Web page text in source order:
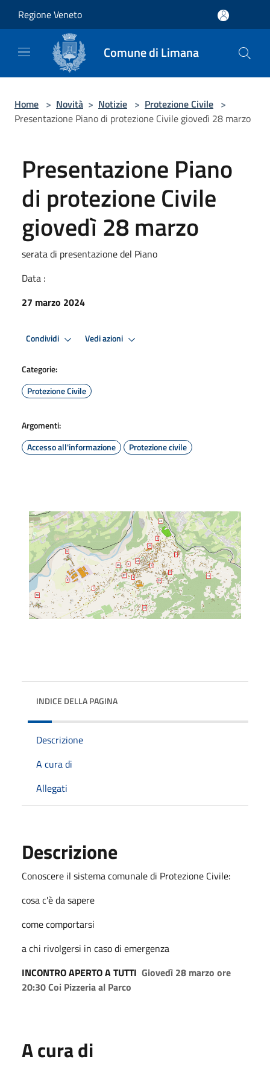
Regione Veneto
Comune di Limana
Home > Novità > Notizie > Protezione Civile >
Presentazione Piano di protezione Civile giovedì 28 marzo
Presentazione Piano
di protezione Civile
giovedì 28 marzo
serata di presentazione del Piano
Data :
27 marzo 2024
Condividi Vedi azioni
Categorie:
Protezione Civile
Argomenti:
Accesso all'informazione
Protezione civile
INDICE DELLA PAGINA
Descrizione
A cura di
Allegati
Descrizione
Conoscere il sistema comunale di Protezione Civile:
cosa c'è da sapere
come comportarsi
a chi rivolgersi in caso di emergenza
INCONTRO APERTO A TUTTI Giovedì 28 marzo ore
20:30 Coi Pizzeria al Parco
A cura di